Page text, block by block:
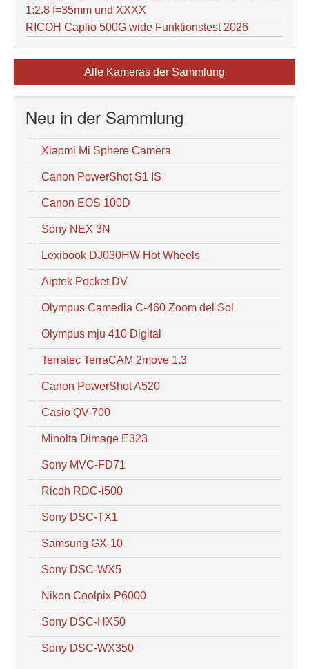
1:2.8 f=35mm und XXXX
RICOH Caplio 500G wide Funktionstest 2026
Alle Kameras der Sammlung
Neu in der Sammlung
Xiaomi Mi Sphere Camera
Canon PowerShot S1 IS
Canon EOS 100D
Sony NEX 3N
Lexibook DJ030HW Hot Wheels
Aiptek Pocket DV
Olympus Camedia C-460 Zoom del Sol
Olympus mju 410 Digital
Terratec TerraCAM 2move 1.3
Canon PowerShot A520
Casio QV-700
Minolta Dimage E323
Sony MVC-FD71
Ricoh RDC-i500
Sony DSC-TX1
Samsung GX-10
Sony DSC-WX5
Nikon Coolpix P6000
Sony DSC-HX50
Sony DSC-WX350